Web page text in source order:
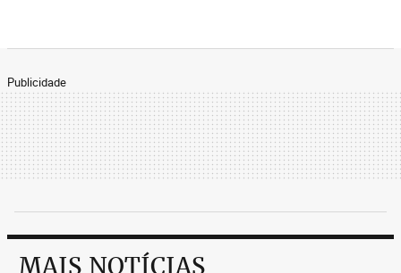
Publicidade
MAIS NOTÍCIAS